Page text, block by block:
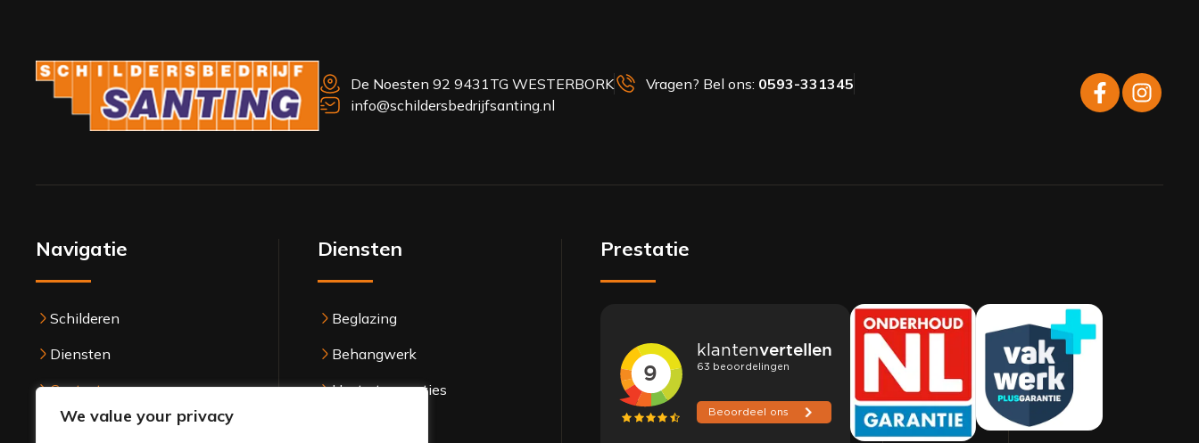
We value your privacy
De Noesten 92 9431TG WESTERBORK Vragen? Bel ons: 0593-331345
info@schildersbedrijfsanting.nl
Navigatie
Schilderen
Diensten
Contact us
Diensten
Beglazing
Behangwerk
Houtrotreparaties
Prestatie